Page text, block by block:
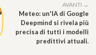
AVANTI →
Meteo: un'IA di Google
Deepmind si rivela più
precisa di tutti i modelli
predittivi attuali.